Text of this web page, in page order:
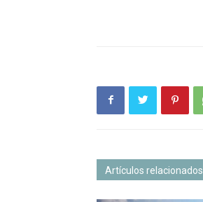
Artículos relacionados